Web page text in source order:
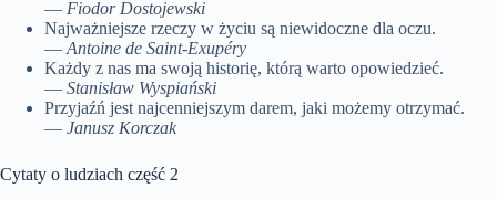
— Fiodor Dostojewski
Najważniejsze rzeczy w życiu są niewidoczne dla oczu.
— Antoine de Saint-Exupéry
Każdy z nas ma swoją historię, którą warto opowiedzieć.
— Stanisław Wyspiański
Przyjaźń jest najcenniejszym darem, jaki możemy otrzymać.
— Janusz Korczak
Cytaty o ludziach część 2